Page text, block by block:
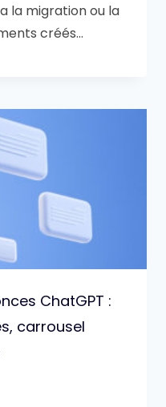
la migration ou la
créés…
ChatGPT :
carrousel